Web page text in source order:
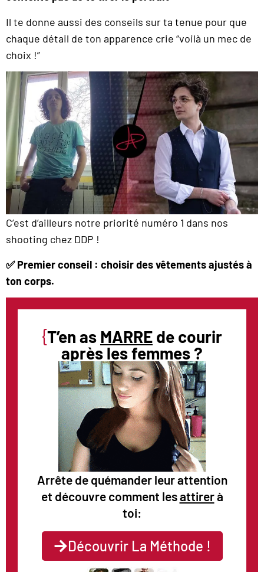
Il te donne aussi des conseils sur ta tenue pour que
chaque détail de ton apparence crie “voilà un mec de
choix !”
C’est d’ailleurs notre priorité numéro 1 dans nos
shooting chez DDP !
✅ Premier conseil : choisir des vêtements ajustés à
ton corps.
{T’en as MARRE de courir
après les femmes ?
Arrête de quémander leur attention
et découvre comment lesattirerà
toi:
Découvrir La Méthode !